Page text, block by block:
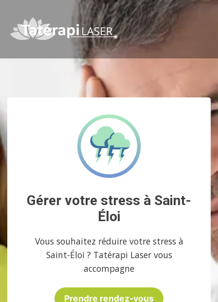
Gérer votre stress à Saint-
Éloi
Vous souhaitez réduire votre stress à
Saint-Éloi ? Tatérapi Laser vous
accompagne
Prendre rendez-vous